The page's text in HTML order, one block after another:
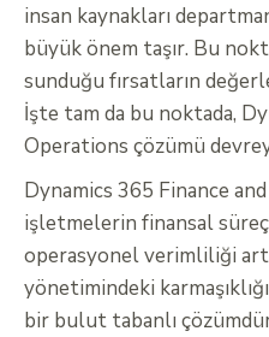
insan kaynakları
büyük önem taşır. Bu
sunduğu fırsatların
İşte tam da bu noktada,
Operations çözümü
Dynamics 365 Finance
işletmelerin finansal
operasyonel verimliliği
yönetimindeki
bir bulut tabanlı